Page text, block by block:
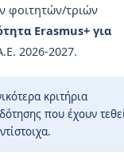
– 2027
φοιτητών/τριών
Erasmus+ για
2026-2027.
κριτήρια
που έχουν